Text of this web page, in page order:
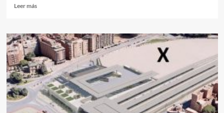
Leer másLeer
El
Ayuntamiento
lanza
una
campaña
de
sensibilización
para
jóvenes